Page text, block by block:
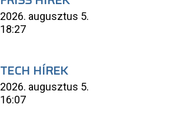
2026. augusztus 5.
18:27
TECH HÍREK
2026. augusztus 5.
16:07